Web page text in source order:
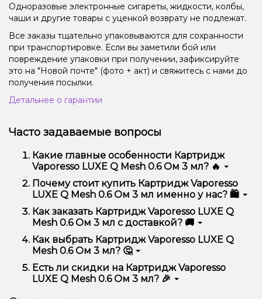
Одноразовые электронные сигареты, жидкости, колбы,
чаши и другие товары с уценкой возврату не подлежат.
Все заказы тщательно упаковываются для сохранности
при транспортировке. Если вы заметили бой или
повреждение упаковки при получении, зафиксируйте
это на "Новой почте" (фото + акт) и свяжитесь с нами до
получения посылки.
Детальнее о гарантии
Часто задаваемые вопросы
Какие главные особенности Картридж
Vaporesso LUXE Q Mesh 0.6 Ом 3 мл? 🔥
Картридж Vaporesso LUXE Q Mesh 0.6 Ом 3 мл
отличается высоким качеством, удобством
использования и надежностью.
Почему стоит купить Картридж Vaporesso
LUXE Q Mesh 0.6 Ом 3 мл именно у нас? 🛍️
Мы предлагаем только оригинальную продукцию,
широкий ассортимент, выгодные цены и быструю
доставку. Кроме того, у нас регулярные акции и
скидки для клиентов!
Как заказать Картридж Vaporesso LUXE Q
Mesh 0.6 Ом 3 мл с доставкой? 🚚
Оформить заказ можно в несколько кликов:
Добавьте Картридж Vaporesso LUXE Q Mesh
0.6 Ом 3 мл в корзину.
Перейдите к оформлению заказа.
Как выбрать Картридж Vaporesso LUXE Q
Mesh 0.6 Ом 3 мл? 🤔
Выбор зависит от ваших предпочтений – например,
если это кальян, учитывайте размер, материал и тип
чаши, если вейп – мощность и вкус. Наши
Есть ли скидки на Картридж Vaporesso
LUXE Q Mesh 0.6 Ом 3 мл? 🎉